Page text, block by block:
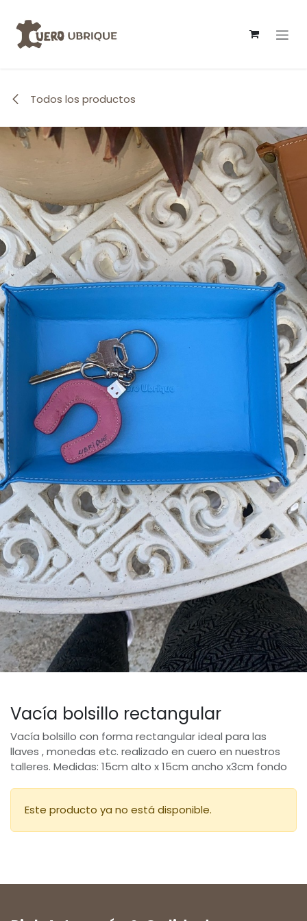
Todos los productos
Vacía bolsillo rectangular
Vacía bolsillo con forma rectangular ideal para las
llaves , monedas etc. realizado en cuero en nuestros
talleres. Medidas: 15cm alto x 15cm ancho x3cm fondo
Este producto ya no está disponible.